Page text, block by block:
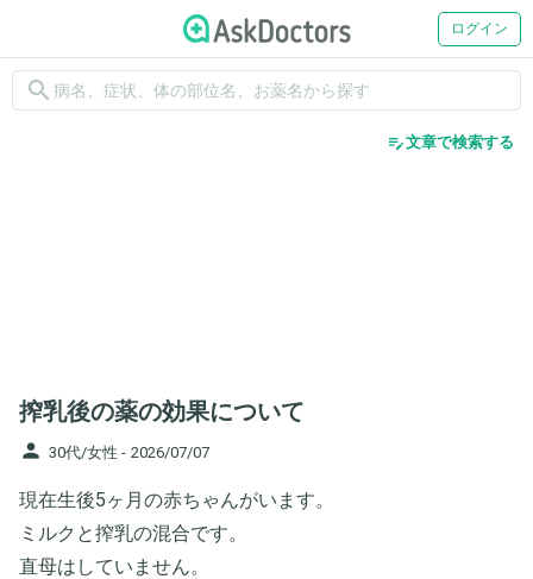
ログイン
search
edit_note文章で検索する
搾乳後の薬の効果について
person 30代/女性 - 2026/07/07
現在生後5ヶ月の赤ちゃんがいます。
ミルクと搾乳の混合です。
直母はしていません。